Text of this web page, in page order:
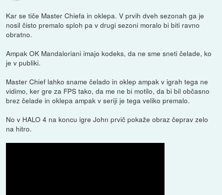
Kar se tiče Master Chiefa in oklepa. V prvih dveh sezonah ga je
nosil čisto premalo sploh pa v drugi sezoni moralo bi biti ravno
obratno.
Ampak OK Mandaloriani imajo kodeks, da ne sme sneti čelade, ko
je v publiki.
Master Chief lahko sname čelado in oklep ampak v igrah tega ne
vidimo, ker gre za FPS tako, da me ne bi motilo, da bi bil občasno
brez čelade in oklepa ampak v seriji je tega veliko premalo.
No v HALO 4 na koncu igre John prvič pokaže obraz čeprav zelo
na hitro.